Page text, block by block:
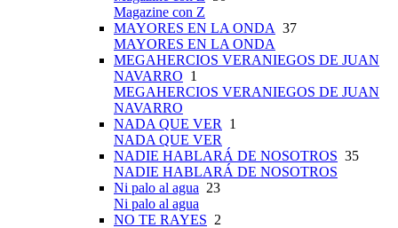
Magazine con Z
MAYORES EN LA ONDA 37
MAYORES EN LA ONDA
MEGAHERCIOS VERANIEGOS DE JUAN
NAVARRO 1
MEGAHERCIOS VERANIEGOS DE JUAN
NAVARRO
NADA QUE VER 1
NADA QUE VER
NADIE HABLARÁ DE NOSOTROS 35
NADIE HABLARÁ DE NOSOTROS
Ni palo al agua 23
Ni palo al agua
NO TE RAYES 2